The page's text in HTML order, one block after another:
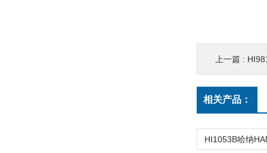
上一篇 :
相关产品：